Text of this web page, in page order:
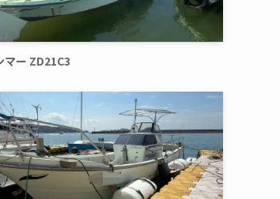
マー ZD21C3